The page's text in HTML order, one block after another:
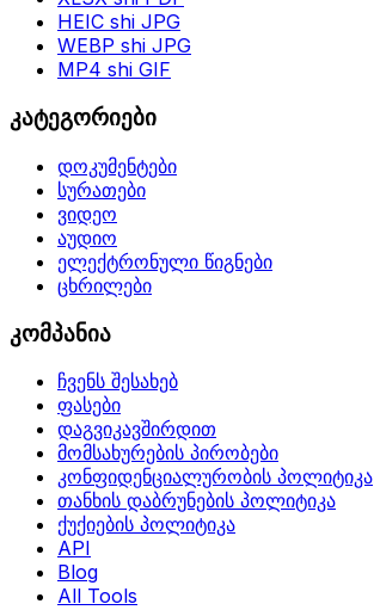
HEIC shi JPG
WEBP shi JPG
MP4 shi GIF
კატეგორიები
დოკუმენტები
სურათები
ვიდეო
აუდიო
ელექტრონული წიგნები
ცხრილები
კომპანია
ჩვენს შესახებ
ფასები
დაგვიკავშირდით
მომსახურების პირობები
კონფიდენციალურობის პოლიტიკა
თანხის დაბრუნების პოლიტიკა
ქუქიების პოლიტიკა
API
Blog
All Tools